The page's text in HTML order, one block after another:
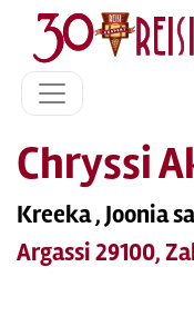
Chryssi
Kreeka , Joonia
Argassi 29100,